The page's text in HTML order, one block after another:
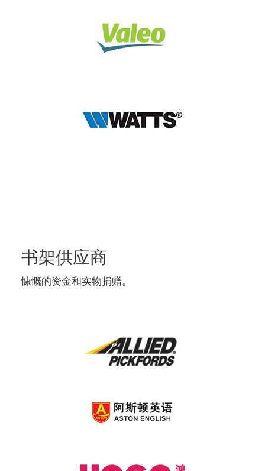
书架供应商
慷慨的资金和实物捐赠。